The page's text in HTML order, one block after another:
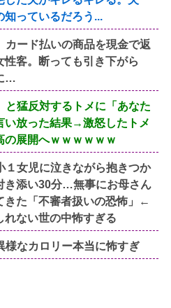
知っているだろう...
カード払いの商品を現金で返
客。断っても引き下がら
…
と猛反対するトメに「あなた
い放った結果→激怒したトメ
展開へｗｗｗｗｗｗ
１女児に泣きながら抱きつか
き添い30分…無事にお母さん
きた「不審者扱いの恐怖」←
れない世の中怖すぎる
様なカロリー本当に怖すぎ